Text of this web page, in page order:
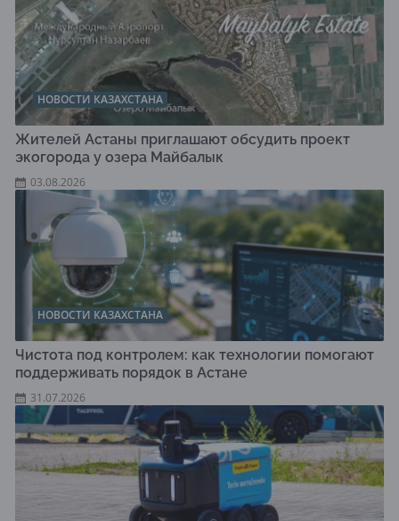
НОВОСТИ КАЗАХСТАНА
Жителей Астаны приглашают обсудить проект
экогорода у озера Майбалык
03.08.2026
НОВОСТИ КАЗАХСТАНА
Чистота под контролем: как технологии помогают
поддерживать порядок в Астане
31.07.2026